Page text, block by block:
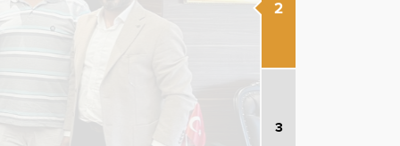
2
3